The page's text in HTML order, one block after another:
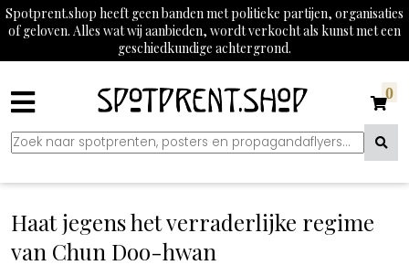
Spotprent.shop heeft geen banden met politieke partijen, organisaties
of geloven. Alles wat wij aanbieden, wordt verkocht als kunst met een
geschiedkundige achtergrond.
0
Haat jegens het verraderlijke regime
van Chun Doo-hwan